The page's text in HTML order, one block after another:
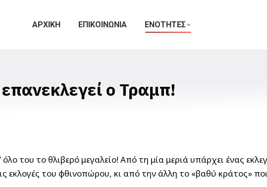
ΑΡΧΙΚΗ ΕΠΙΚΟΙΝΩΝΙΑ ΕΝΟΤΗΤΕΣ
ο Τραμπ!
του το θλιβερό μεγαλείο! Από τη μία μεριά υπάρχει ένας
εκλογές του φθινοπώρου, κι από την άλλη το «βαθύ κράτος»